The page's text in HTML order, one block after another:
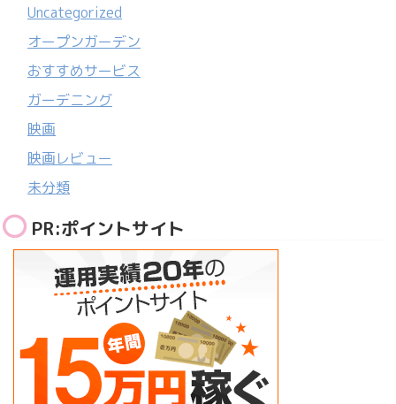
Uncategorized
オープンガーデン
おすすめサービス
ガーデニング
映画
映画レビュー
未分類
PR:ポイントサイト